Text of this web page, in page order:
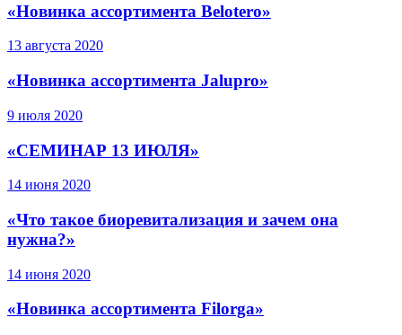
«Новинка ассортимента Belotero»
13 августа 2020
«Новинка ассортимента Jalupro»
9 июля 2020
«СЕМИНАР 13 ИЮЛЯ»
14 июня 2020
«Что такое биоревитализация и зачем она
нужна?»
14 июня 2020
«Новинка ассортимента Filorga»